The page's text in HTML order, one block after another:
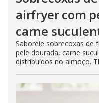
airfryer com
carne
Saboreie sobrecoxas de
pele dourada, carne
distribuídos no almoço.